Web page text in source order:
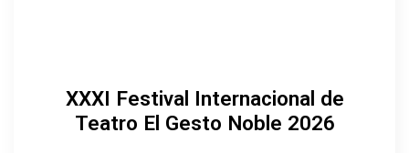
XXXI Festival Internacional de
Teatro El Gesto Noble 2026